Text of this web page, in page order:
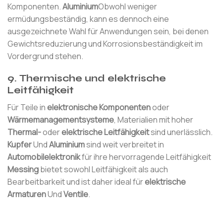
Komponenten.AluminiumObwohl weniger
ermüdungsbeständig, kann es dennoch eine
ausgezeichnete Wahl für Anwendungen sein, bei denen
Gewichtsreduzierung und Korrosionsbeständigkeit im
Vordergrund stehen.
9. Thermische und elektrische
Leitfähigkeit
Für Teile inelektronische Komponentenoder
Wärmemanagementsysteme, Materialien mit hoher
Thermal-oderelektrische Leitfähigkeitsind unerlässlich.
KupferUndAluminiumsind weit verbreitet in
Automobilelektronikfür ihre hervorragende Leitfähigkeit
Messingbietet sowohl Leitfähigkeit als auch
Bearbeitbarkeit und ist daher ideal fürelektrische
ArmaturenUndVentile.